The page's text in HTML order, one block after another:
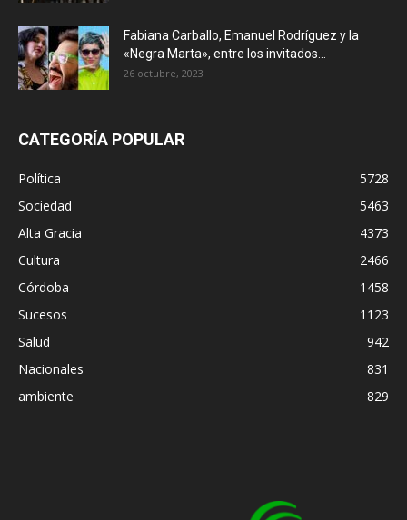
Fabiana Carballo, Emanuel Rodríguez y la
«Negra Marta», entre los invitados...
26 octubre, 2023
CATEGORÍA POPULAR
Política
5728
Sociedad
5463
Alta Gracia
4373
Cultura
2466
Córdoba
1458
Sucesos
1123
Salud
942
Nacionales
831
ambiente
829